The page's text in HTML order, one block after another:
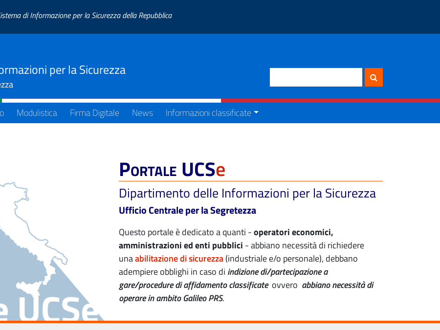
di Informazione per la Sicurezza della Repubblica
per la Sicurezza
Modulistica Firma Digitale News Informazioni classificate
Portale UCSe
Dipartimento delle Informazioni per la Sicurezza
Ufficio Centrale per la Segretezza
Questo portale è dedicato a quanti -operatori economici,
amministrazioni ed enti pubblici - abbiano necessità di richiedere
unaabilitazione di sicurezza(industriale e/o personale), debbano
adempiere obblighi in caso di indizione di/partecipazione a
gare/procedure di affidamento classificateovvero abbiano necessità di
operare in ambito Galileo PRS.